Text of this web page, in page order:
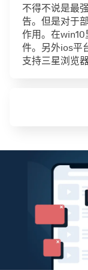
不得不说是最
告。但是对于
作用。在
件。另外ios平
支持三星浏览